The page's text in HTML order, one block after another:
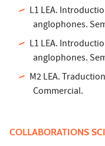
L1 LEA.
anglophones.
L1 LEA.
anglophones.
M2 LEA.
Commercial.
COLLABORATIONS